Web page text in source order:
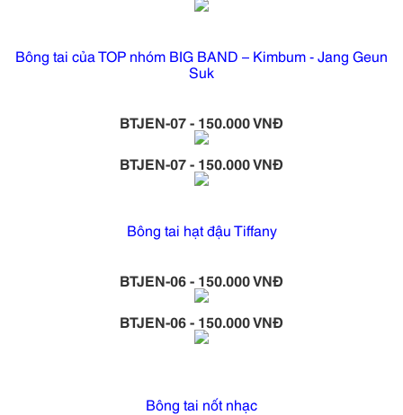
Bông tai của TOP nhóm BIG BAND – Kimbum - Jang Geun
Suk
BTJEN-07 - 150.000 VNĐ
BTJEN-07 - 150.000 VNĐ
Bông tai hạt đậu Tiffany
BTJEN-06 - 150.000 VNĐ
BTJEN-06 - 150.000 VNĐ
Bông tai nốt nhạc